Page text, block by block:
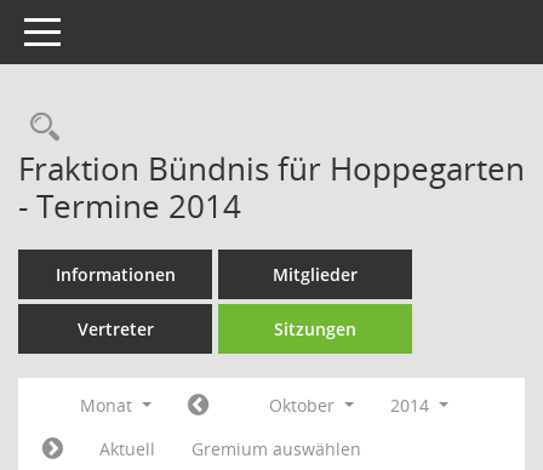
Toggle navigation
Rechercheauswahl
Fraktion Bündnis für Hoppegarten
- Termine 2014
Informationen Mitglieder
Vertreter Sitzungen
Monat Oktober
2014
Aktuell
Gremium auswählen